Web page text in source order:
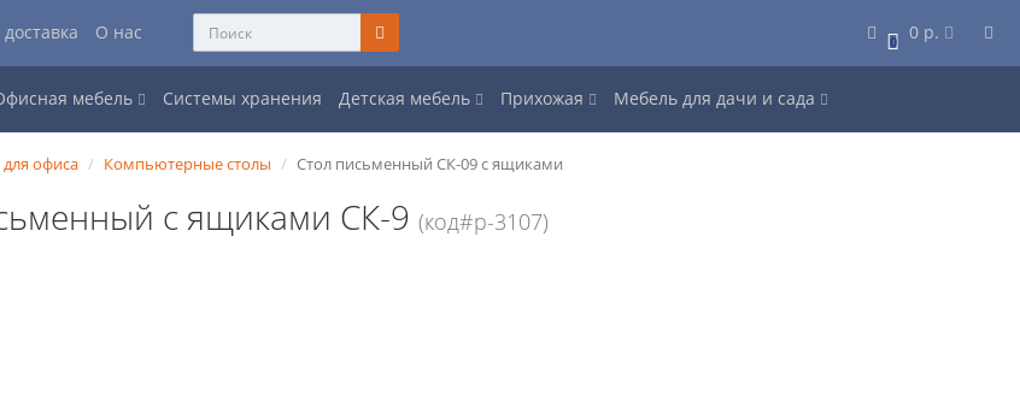
О нас 0 0 р.
мебель Системы хранения Детская мебель Прихожая Мебель для дачи и сада
офиса Компьютерные столы Стол письменный СК-09 с ящиками
с ящиками СК-9 (код#p-3107)